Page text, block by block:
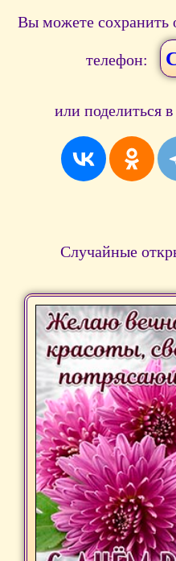
Вы можете сохранить
телефон:
или поделиться
Случайные